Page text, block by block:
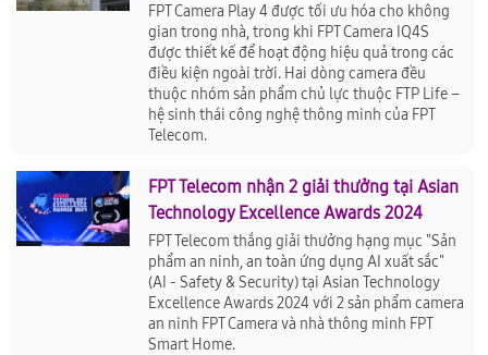
FPT Camera Play 4 được tối ưu hóa cho không
gian trong nhà, trong khi FPT Camera IQ4S
được thiết kế để hoạt động hiệu quả trong các
điều kiện ngoài trời. Hai dòng camera đều
thuộc nhóm sản phẩm chủ lực thuộc FTP Life –
hệ sinh thái công nghệ thông minh của FPT
Telecom.
FPT Telecom nhận 2 giải thưởng tại Asian
Technology Excellence Awards 2024
FPT Telecom thắng giải thưởng hạng mục "Sản
phẩm an ninh, an toàn ứng dụng AI xuất sắc"
(AI - Safety & Security) tại Asian Technology
Excellence Awards 2024 với 2 sản phẩm camera
an ninh FPT Camera và nhà thông minh FPT
Smart Home.